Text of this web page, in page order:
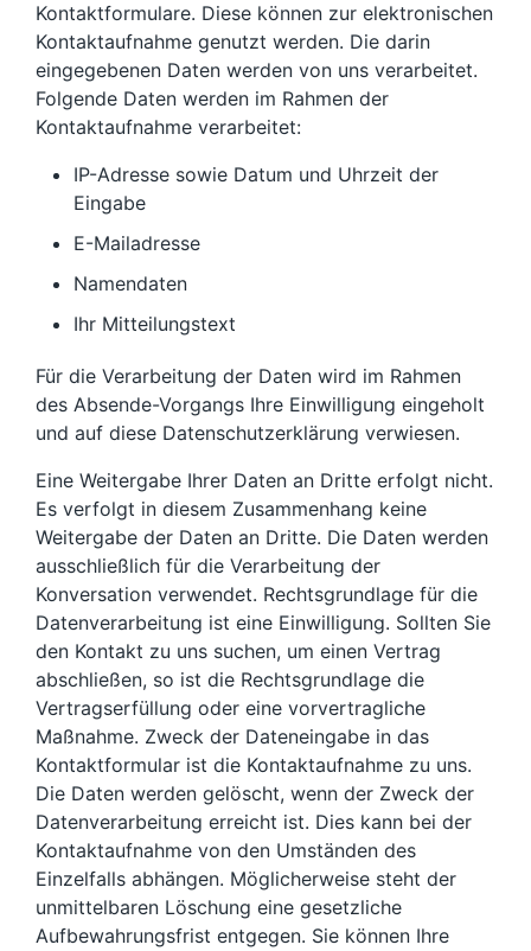
Kontaktformulare. Diese können zur elektronischen
Kontaktaufnahme genutzt werden. Die darin
eingegebenen Daten werden von uns verarbeitet.
Folgende Daten werden im Rahmen der
Kontaktaufnahme verarbeitet:
IP-Adresse sowie Datum und Uhrzeit der
Eingabe
E-Mailadresse
Namendaten
Ihr Mitteilungstext
Für die Verarbeitung der Daten wird im Rahmen
des Absende-Vorgangs Ihre Einwilligung eingeholt
und auf diese Datenschutzerklärung verwiesen.
Eine Weitergabe Ihrer Daten an Dritte erfolgt nicht.
Es verfolgt in diesem Zusammenhang keine
Weitergabe der Daten an Dritte. Die Daten werden
ausschließlich für die Verarbeitung der
Konversation verwendet. Rechtsgrundlage für die
Datenverarbeitung ist eine Einwilligung. Sollten Sie
den Kontakt zu uns suchen, um einen Vertrag
abschließen, so ist die Rechtsgrundlage die
Vertragserfüllung oder eine vorvertragliche
Maßnahme. Zweck der Dateneingabe in das
Kontaktformular ist die Kontaktaufnahme zu uns.
Die Daten werden gelöscht, wenn der Zweck der
Datenverarbeitung erreicht ist. Dies kann bei der
Kontaktaufnahme von den Umständen des
Einzelfalls abhängen. Möglicherweise steht der
unmittelbaren Löschung eine gesetzliche
Aufbewahrungsfrist entgegen. Sie können Ihre